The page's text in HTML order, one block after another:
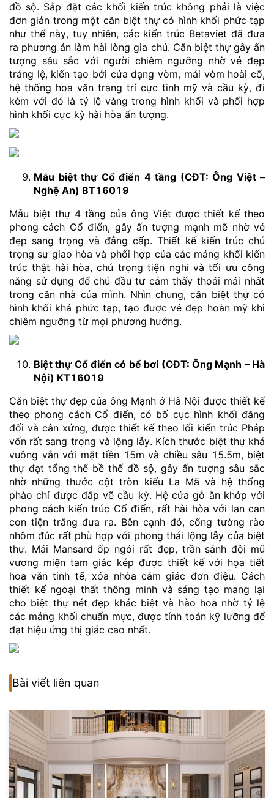
đồ sộ. Sắp đặt các khối kiến trúc không phải là việc
đơn giản trong một căn biệt thự có hình khối phức tạp
như thế này, tuy nhiên, các kiến trúc Betaviet đã đưa
ra phương án làm hài lòng gia chủ. Căn biệt thự gây ấn
tượng sâu sắc với người chiêm ngưỡng nhờ vẻ đẹp
tráng lệ, kiến tạo bởi cửa dạng vòm, mái vòm hoài cổ,
hệ thống hoa văn trang trí cực tinh mỹ và cầu kỳ, đi
kèm với đó là tỷ lệ vàng trong hình khối và phối hợp
hình khối cực kỳ hài hòa ấn tượng.
Mẫu biệt thự Cổ điển 4 tầng (CĐT: Ông Việt –
Nghệ An) BT16019
Mẫu biệt thự 4 tầng của ông Việt được thiết kế theo
phong cách Cổ điển, gây ấn tượng mạnh mẽ nhờ vẻ
đẹp sang trọng và đẳng cấp. Thiết kế kiến trúc chú
trọng sự giao hòa và phối hợp của các mảng khối kiến
trúc thật hài hòa, chú trọng tiện nghi và tối ưu công
năng sử dụng để chủ đầu tư cảm thấy thoải mái nhất
trong căn nhà của mình. Nhìn chung, căn biệt thự có
hình khối khá phức tạp, tạo được vẻ đẹp hoàn mỹ khi
chiêm ngưỡng từ mọi phương hướng.
Biệt thự Cổ điển có bể bơi (CĐT: Ông Mạnh – Hà
Nội) KT16019
Căn biệt thự đẹp của ông Mạnh ở Hà Nội được thiết kế
theo phong cách Cổ điển, có bố cục hình khối đăng
đối và cân xứng, được thiết kế theo lối kiến trúc Pháp
vốn rất sang trọng và lộng lẫy. Kích thước biệt thự khá
vuông vắn với mặt tiền 15m và chiều sâu 15.5m, biệt
thự đạt tổng thể bề thế đồ sộ, gây ấn tượng sâu sắc
nhờ những thước cột tròn kiểu La Mã và hệ thống
phào chỉ được đắp vẽ cầu kỳ. Hệ cửa gỗ ăn khớp với
phong cách kiến trúc Cổ điển, rất hài hòa với lan can
con tiện trắng đưa ra. Bên cạnh đó, cổng tường rào
nhôm đúc rất phù hợp với phong thái lộng lẫy của biệt
thự. Mái Mansard ốp ngói rất đẹp, trần sảnh đội mũ
vương miện tam giác kép được thiết kế với họa tiết
hoa văn tinh tế, xóa nhòa cảm giác đơn điệu. Cách
thiết kế ngoại thất thông minh và sáng tạo mang lại
cho biệt thự nét đẹp khác biệt và hào hoa nhờ tỷ lệ
các mảng khối chuẩn mực, được tính toán kỹ lưỡng để
đạt hiệu ứng thị giác cao nhất.
Bài viết liên quan